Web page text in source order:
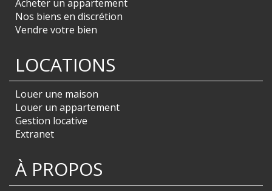
Acheter un appartement
Nos biens en discrétion
Vendre votre bien
LOCATIONS
Louer une maison
Louer un appartement
Gestion locative
Extranet
À PROPOS